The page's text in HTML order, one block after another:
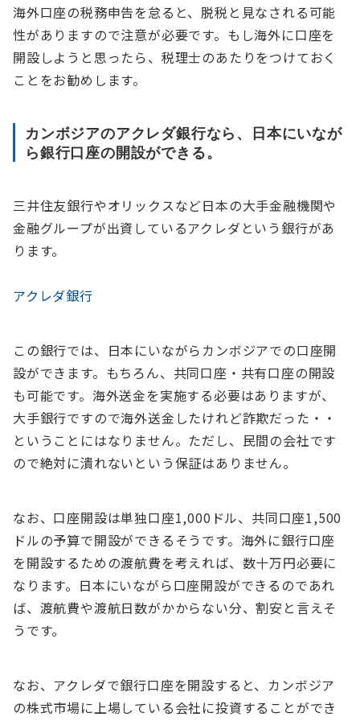
海外口座の税務申告を怠ると、脱税と見なされる可能
性がありますので注意が必要です。もし海外に口座を
開設しようと思ったら、税理士のあたりをつけておく
ことをお勧めします。
カンボジアのアクレダ銀行なら、日本にいなが
ら銀行口座の開設ができる。
三井住友銀行やオリックスなど日本の大手金融機関や
金融グループが出資しているアクレダという銀行があ
ります。
アクレダ銀行
この銀行では、日本にいながらカンボジアでの口座開
設ができます。もちろん、共同口座・共有口座の開設
も可能です。海外送金を実施する必要はありますが、
大手銀行ですので海外送金したけれど詐欺だった・・
ということにはなりません。ただし、民間の会社です
ので絶対に潰れないという保証はありません。
なお、口座開設は単独口座1,000ドル、共同口座1,500
ドルの予算で開設ができるそうです。海外に銀行口座
を開設するための渡航費を考えれば、数十万円必要に
なります。日本にいながら口座開設ができるのであれ
ば、渡航費や渡航日数がかからない分、割安と言えそ
うです。
なお、アクレダで銀行口座を開設すると、カンボジア
の株式市場に上場している会社に投資することができ